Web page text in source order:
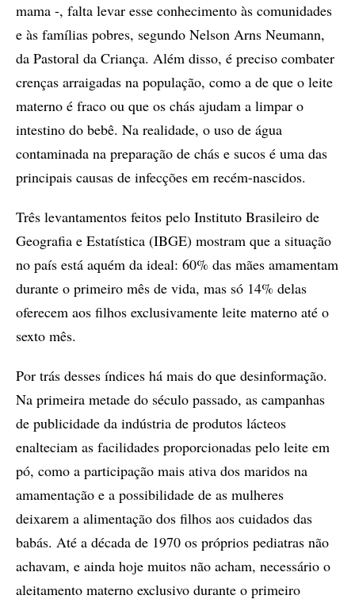
mama -, falta levar esse conhecimento às comunidades
e às famílias pobres, segundo Nelson Arns Neumann,
da Pastoral da Criança. Além disso, é preciso combater
crenças arraigadas na população, como a de que o leite
materno é fraco ou que os chás ajudam a limpar o
intestino do bebê. Na realidade, o uso de água
contaminada na preparação de chás e sucos é uma das
principais causas de infecções em recém-nascidos.
Três levantamentos feitos pelo Instituto Brasileiro de
Geografia e Estatística (IBGE) mostram que a situação
no país está aquém da ideal: 60% das mães amamentam
durante o primeiro mês de vida, mas só 14% delas
oferecem aos filhos exclusivamente leite materno até o
sexto mês.
Por trás desses índices há mais do que desinformação.
Na primeira metade do século passado, as campanhas
de publicidade da indústria de produtos lácteos
enalteciam as facilidades proporcionadas pelo leite em
pó, como a participação mais ativa dos maridos na
amamentação e a possibilidade de as mulheres
deixarem a alimentação dos filhos aos cuidados das
babás. Até a década de 1970 os próprios pediatras não
achavam, e ainda hoje muitos não acham, necessário o
aleitamento materno exclusivo durante o primeiro